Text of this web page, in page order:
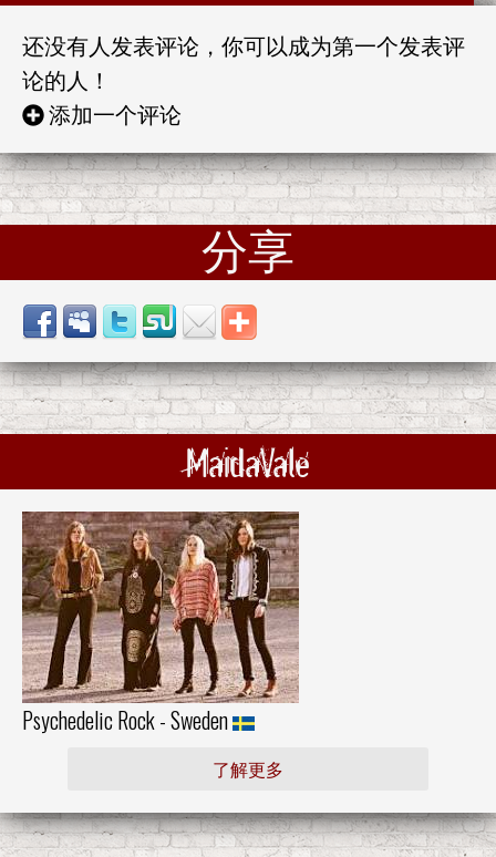
还没有人发表评论，你可以成为第一个发表评
论的人！
添加一个评论
分享
MaidaVale
Psychedelic Rock - Sweden
了解更多